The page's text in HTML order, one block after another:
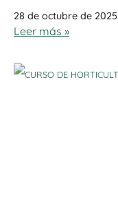
28 de octubre de 2025
Leer más »